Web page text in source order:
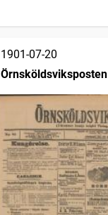
1901-07-20
Örnsköldsviksposten